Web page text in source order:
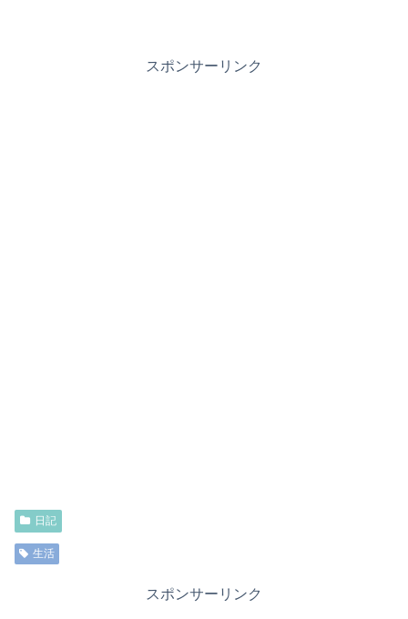
スポンサーリンク
日記
生活
スポンサーリンク